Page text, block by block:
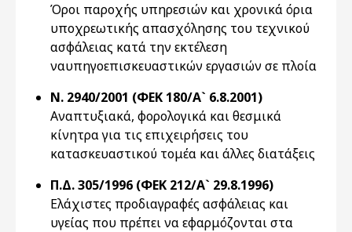
Όροι παροχής υπηρεσιών και χρονικά όρια
υποχρεωτικής απασχόλησης του τεχνικού
ασφάλειας κατά την εκτέλεση
ναυπηγοεπισκευαστικών εργασιών σε πλοία
Ν. 2940/2001 (ΦΕΚ 180/Α` 6.8.2001)
Αναπτυξιακά, φορολογικά και θεσμικά
κίνητρα για τις επιχειρήσεις του
κατασκευαστικού τομέα και άλλες διατάξεις
Π.Δ. 305/1996 (ΦΕΚ 212/Α` 29.8.1996)
Eλάχιστες προδιαγραφές ασφάλειας και
υγείας που πρέπει να εφαρμόζονται στα